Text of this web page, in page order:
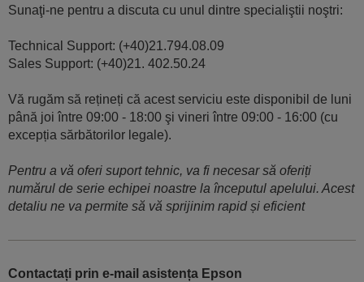
Sunaţi-ne pentru a discuta cu unul dintre specialiştii noştri:
Technical Support: (+40)21.794.08.09
Sales Support: (+40)21. 402.50.24
Vă rugăm să rețineți că acest serviciu este disponibil de luni
până joi între 09:00 - 18:00 şi vineri între 09:00 - 16:00 (cu
excepția sărbătorilor legale).
Pentru a vă oferi suport tehnic, va fi necesar să oferiți
numărul de serie echipei noastre la începutul apelului. Acest
detaliu ne va permite să vă sprijinim rapid și eficient
Contactați prin e-mail asistența Epson